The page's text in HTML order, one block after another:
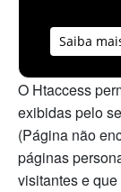
Saiba
O Htaccess
exibidas pelo
(Página não
páginas
visitantes e